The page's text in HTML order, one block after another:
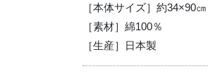
［本体サイズ］約34×90㎝
［素材］綿100％
［生産］日本製